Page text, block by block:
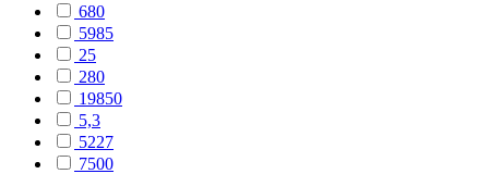
680
5985
25
280
19850
5,3
5227
7500